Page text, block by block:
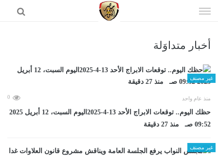
الى
أخبار متداوَلة
غير مصنف
منذ عام واحد 0
حظك اليوم.. توقعات الابراج الأحد 13-4-2025اليوم السبت، 12 أبريل 2025
09:52 صـ منذ 27 دقيقة
غير مصنف